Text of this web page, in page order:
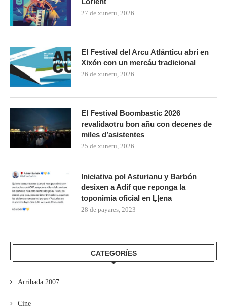
27 de xunetu, 2026
El Festival del Arcu Atlánticu abri en
Xixón con un mercáu tradicional
26 de xunetu, 2026
El Festival Boombastic 2026
revalidaotru bon añu con decenes de
miles d’asistentes
25 de xunetu, 2026
Iniciativa pol Asturianu y Barbón
desixen a Adif que reponga la
toponimia oficial en Ḷḷena
28 de payares, 2023
CATEGORÍES
Arribada 2007
Cine